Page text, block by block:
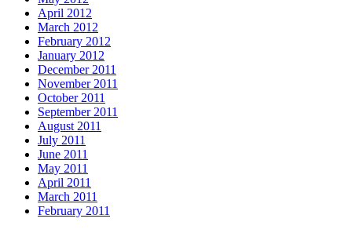
April 2012
March 2012
February 2012
January 2012
December 2011
November 2011
October 2011
September 2011
August 2011
July 2011
June 2011
May 2011
April 2011
March 2011
February 2011